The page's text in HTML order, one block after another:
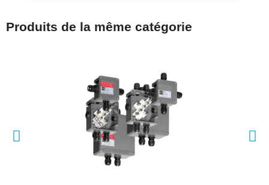
Produits de la même catégorie